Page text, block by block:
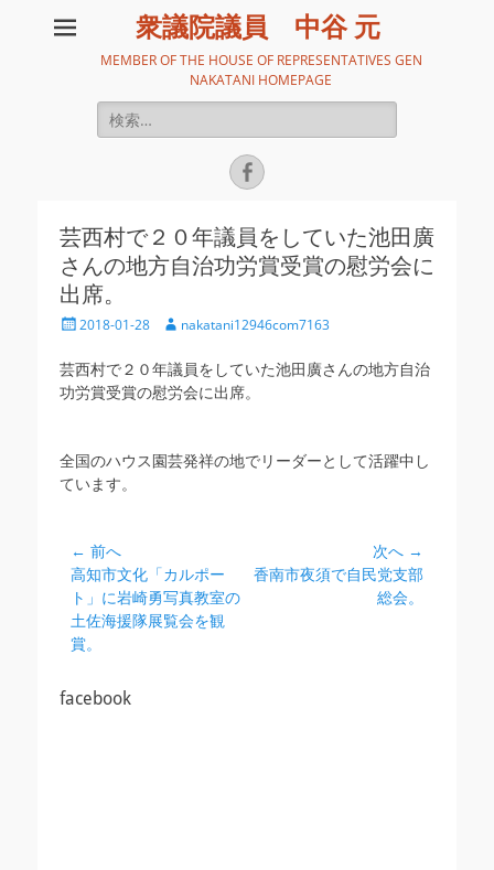
衆議院議員 中谷 元
MEMBER OF THE HOUSE OF REPRESENTATIVES GEN
NAKATANI HOMEPAGE
検
索:
Facebook
芸西村で２０年議員をしていた池田廣
さんの地方自治功労賞受賞の慰労会に
出席。
投
日
2018-01-28
投
者
nakatani12946com7163
芸西村で２０年議員をしていた池田廣さんの地方自治
功労賞受賞の慰労会に出席。
全国のハウス園芸発祥の地でリーダーとして活躍中し
ています。
投
稿
ナ
ビ
ー
← 前へ
前
の
投
稿:
高知市文化「カルポー
ト」に岩崎勇写真教室の
土佐海援隊展覧会を観
賞。
次へ →
次
香南市夜須で自民党支部
総会。
facebook